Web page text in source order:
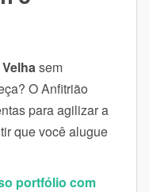
sem
O Anfitrião
para agilizar a
que você alugue
portfólio com